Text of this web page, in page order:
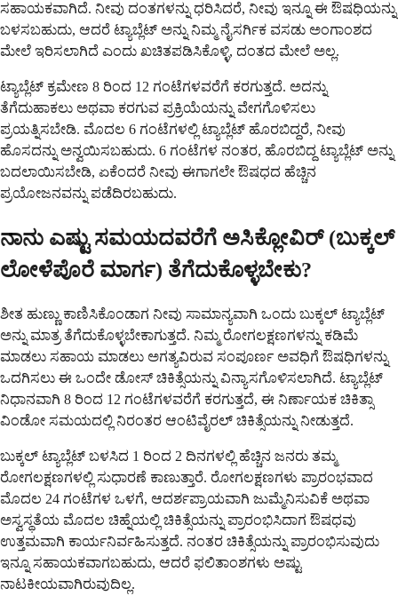
ಸಹಾಯಕವಾಗಿದೆ. ನೀವು ದಂತಗಳನ್ನು ಧರಿಸಿದರೆ, ನೀವು ಇನ್ನೂ ಈ ಔಷಧಿಯನ್ನು
ಬಳಸಬಹುದು, ಆದರೆ ಟ್ಯಾಬ್ಲೆಟ್ ಅನ್ನು ನಿಮ್ಮ ನೈಸರ್ಗಿಕ ವಸಡು ಅಂಗಾಂಶದ
ಮೇಲೆ ಇರಿಸಲಾಗಿದೆ ಎಂದು ಖಚಿತಪಡಿಸಿಕೊಳ್ಳಿ, ದಂತದ ಮೇಲೆ ಅಲ್ಲ.
ಟ್ಯಾಬ್ಲೆಟ್ ಕ್ರಮೇಣ 8 ರಿಂದ 12 ಗಂಟೆಗಳವರೆಗೆ ಕರಗುತ್ತದೆ. ಅದನ್ನು
ತೆಗೆದುಹಾಕಲು ಅಥವಾ ಕರಗುವ ಪ್ರಕ್ರಿಯೆಯನ್ನು ವೇಗಗೊಳಿಸಲು
ಪ್ರಯತ್ನಿಸಬೇಡಿ. ಮೊದಲ 6 ಗಂಟೆಗಳಲ್ಲಿ ಟ್ಯಾಬ್ಲೆಟ್ ಹೊರಬಿದ್ದರೆ, ನೀವು
ಹೊಸದನ್ನು ಅನ್ವಯಿಸಬಹುದು. 6 ಗಂಟೆಗಳ ನಂತರ, ಹೊರಬಿದ್ದ ಟ್ಯಾಬ್ಲೆಟ್ ಅನ್ನು
ಬದಲಾಯಿಸಬೇಡಿ, ಏಕೆಂದರೆ ನೀವು ಈಗಾಗಲೇ ಔಷಧದ ಹೆಚ್ಚಿನ
ಪ್ರಯೋಜನವನ್ನು ಪಡೆದಿರಬಹುದು.
ನಾನು ಎಷ್ಟು ಸಮಯದವರೆಗೆ ಅಸಿಕ್ಲೋವಿರ್ (ಬುಕ್ಕಲ್
ಲೋಳೆಪೊರೆ ಮಾರ್ಗ) ತೆಗೆದುಕೊಳ್ಳಬೇಕು?
ಶೀತ ಹುಣ್ಣು ಕಾಣಿಸಿಕೊಂಡಾಗ ನೀವು ಸಾಮಾನ್ಯವಾಗಿ ಒಂದು ಬುಕ್ಕಲ್ ಟ್ಯಾಬ್ಲೆಟ್
ಅನ್ನು ಮಾತ್ರ ತೆಗೆದುಕೊಳ್ಳಬೇಕಾಗುತ್ತದೆ. ನಿಮ್ಮ ರೋಗಲಕ್ಷಣಗಳನ್ನು ಕಡಿಮೆ
ಮಾಡಲು ಸಹಾಯ ಮಾಡಲು ಅಗತ್ಯವಿರುವ ಸಂಪೂರ್ಣ ಅವಧಿಗೆ ಔಷಧಿಗಳನ್ನು
ಒದಗಿಸಲು ಈ ಒಂದೇ ಡೋಸ್ ಚಿಕಿತ್ಸೆಯನ್ನು ವಿನ್ಯಾಸಗೊಳಿಸಲಾಗಿದೆ. ಟ್ಯಾಬ್ಲೆಟ್
ನಿಧಾನವಾಗಿ 8 ರಿಂದ 12 ಗಂಟೆಗಳವರೆಗೆ ಕರಗುತ್ತದೆ, ಈ ನಿರ್ಣಾಯಕ ಚಿಕಿತ್ಸಾ
ವಿಂಡೋ ಸಮಯದಲ್ಲಿ ನಿರಂತರ ಆಂಟಿವೈರಲ್ ಚಿಕಿತ್ಸೆಯನ್ನು ನೀಡುತ್ತದೆ.
ಬುಕ್ಕಲ್ ಟ್ಯಾಬ್ಲೆಟ್ ಬಳಸಿದ 1 ರಿಂದ 2 ದಿನಗಳಲ್ಲಿ ಹೆಚ್ಚಿನ ಜನರು ತಮ್ಮ
ರೋಗಲಕ್ಷಣಗಳಲ್ಲಿ ಸುಧಾರಣೆ ಕಾಣುತ್ತಾರೆ. ರೋಗಲಕ್ಷಣಗಳು ಪ್ರಾರಂಭವಾದ
ಮೊದಲ 24 ಗಂಟೆಗಳ ಒಳಗೆ, ಆದರ್ಶಪ್ರಾಯವಾಗಿ ಜುಮ್ಮೆನಿಸುವಿಕೆ ಅಥವಾ
ಅಸ್ವಸ್ಥತೆಯ ಮೊದಲ ಚಿಹ್ನೆಯಲ್ಲಿ ಚಿಕಿತ್ಸೆಯನ್ನು ಪ್ರಾರಂಭಿಸಿದಾಗ ಔಷಧವು
ಉತ್ತಮವಾಗಿ ಕಾರ್ಯನಿರ್ವಹಿಸುತ್ತದೆ. ನಂತರ ಚಿಕಿತ್ಸೆಯನ್ನು ಪ್ರಾರಂಭಿಸುವುದು
ಇನ್ನೂ ಸಹಾಯಕವಾಗಬಹುದು, ಆದರೆ ಫಲಿತಾಂಶಗಳು ಅಷ್ಟು
ನಾಟಕೀಯವಾಗಿರುವುದಿಲ್ಲ.